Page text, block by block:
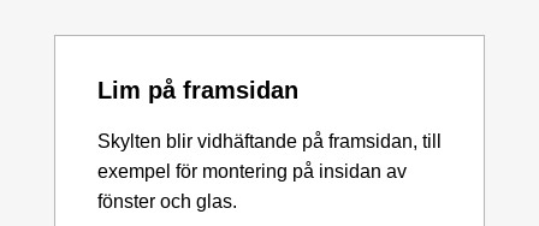
Lim på framsidan
Skylten blir vidhäftande på framsidan, till
exempel för montering på insidan av
fönster och glas.